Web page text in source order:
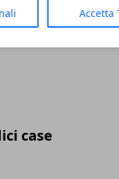
Accetta
case